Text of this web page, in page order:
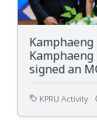
signed an
generation
KPRU Activity